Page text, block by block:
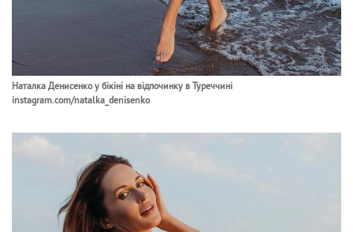
Наталка Денисенко у бікіні на відпочинку в Туреччині
instagram.com/natalka_denisenko